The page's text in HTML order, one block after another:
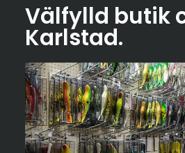
Välfylld butik
Karlstad.